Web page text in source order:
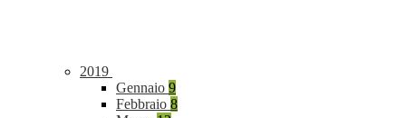
2019
Gennaio 9
Febbraio 8